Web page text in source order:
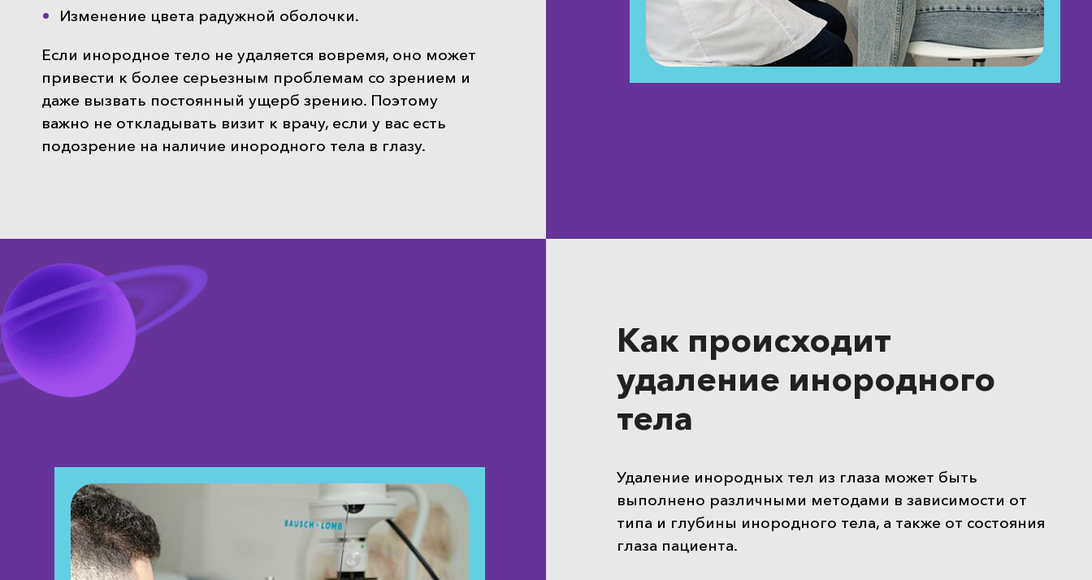
Изменение цвета радужной оболочки.
Если инородное тело не удаляется вовремя, оно может
привести к более серьезным проблемам со зрением и
даже вызвать постоянный ущерб зрению. Поэтому
важно не откладывать визит к врачу, если у вас есть
подозрение на наличие инородного тела в глазу.
Как происходит
удаление инородного
тела
Удаление инородных тел из глаза может быть
выполнено различными методами в зависимости от
типа и глубины инородного тела, а также от состояния
глаза пациента.